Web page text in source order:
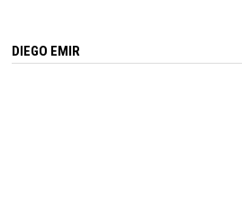
DIEGO EMIR